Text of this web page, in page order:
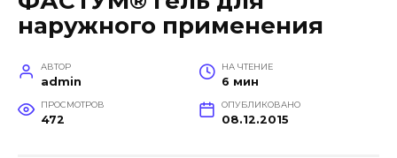
наружного применения
АВТОР
admin
НА ЧТЕНИЕ
6 мин
ПРОСМОТРОВ
472
ОПУБЛИКОВАНО
08.12.2015